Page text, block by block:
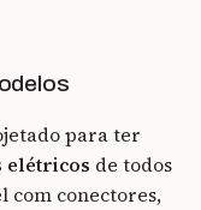
para ter
elétricos de todos
com conectores,